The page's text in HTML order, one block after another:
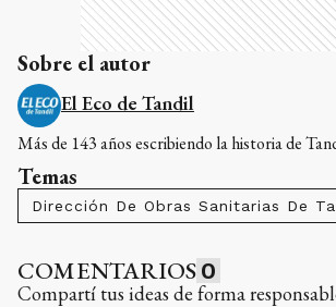
Sobre el autor
El Eco de Tandil
Más de 143 años escribiendo la historia de
Temas
Dirección De Obras Sanitarias De
COMENTARIOS 0
Compartí tus ideas de forma